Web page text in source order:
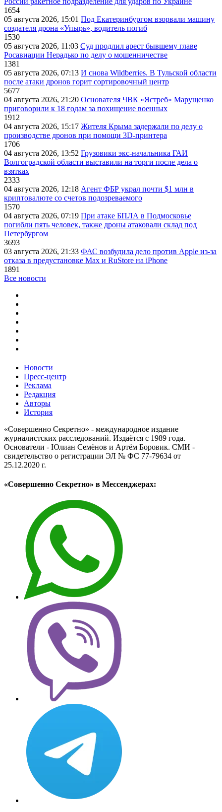
1654
05 августа 2026, 15:01 Под Екатеринбургом взорвали машину
создателя дрона «Упырь», водитель погиб
1530
05 августа 2026, 11:03 Суд продлил арест бывшему главе
Росавиации Нерадько по делу о мошенничестве
1381
05 августа 2026, 07:13 И снова Wildberries. В Тульской области
после атаки дронов горит сортировочный центр
5677
04 августа 2026, 21:20 Основателя ЧВК «Ястреб» Марущенко
приговорили к 18 годам за похищение военных
1912
04 августа 2026, 15:17 Жителя Крыма задержали по делу о
производстве дронов при помощи 3D‑принтера
1706
04 августа 2026, 13:52 Грузовики экс-начальника ГАИ
Волгоградской области выставили на торги после дела о
взятках
2333
04 августа 2026, 12:18 Агент ФБР украл почти $1 млн в
криптовалюте со счетов подозреваемого
1570
04 августа 2026, 07:19 При атаке БПЛА в Подмосковье
погибли пять человек, также дроны атаковали склад под
Петербургом
3693
03 августа 2026, 21:33 ФАС возбудила дело против Apple из-за
отказа в предустановке Max и RuStore на iPhone
1891
Все новости
Новости
Пресс-центр
Реклама
Редакция
Авторы
История
«Совершенно Секретно» - международное издание
журналистских расследований. Издаётся с 1989 года.
Основатели - Юлиан Семёнов и Артём Боровик. CМИ -
свидетельство о регистрации ЭЛ № ФС 77-79634 от
25.12.2020 г.
«Совершенно Секретно» в Мессенджерах: